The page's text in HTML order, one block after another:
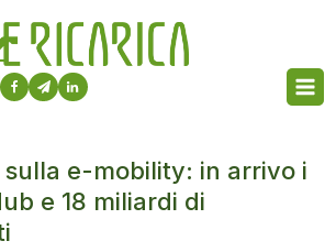
e-mobility: in arrivo i
e 18 miliardi di